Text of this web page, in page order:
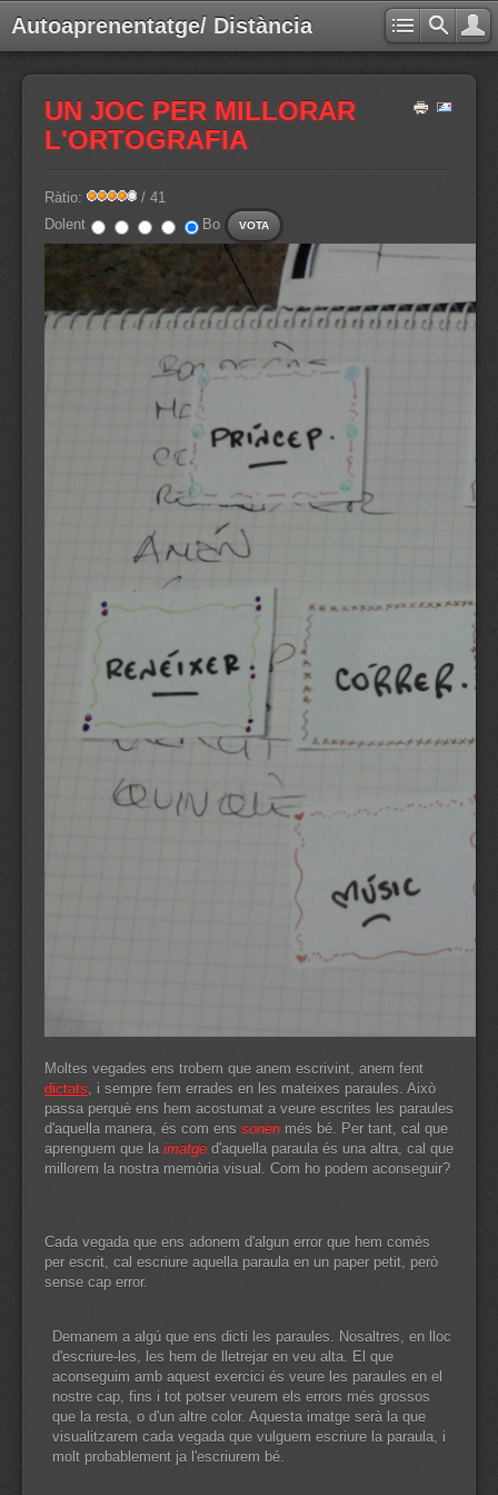
Autoaprenentatge/ Distància
UN JOC PER MILLORAR
L'ORTOGRAFIA
Ràtio:
/ 41
Dolent
Bo
Moltes vegades ens trobem que anem escrivint, anem fent
dictats, i sempre fem errades en les mateixes paraules. Això
passa perquè ens hem acostumat a veure escrites les paraules
d'aquella manera, és com ens sonen més bé. Per tant, cal que
aprenguem que la imatge d'aquella paraula és una altra, cal que
millorem la nostra memòria visual. Com ho podem aconseguir?
Cada vegada que ens adonem d'algun error que hem comès
per escrit, cal escriure aquella paraula en un paper petit, però
sense cap error.
Demanem a algú que ens dicti les paraules. Nosaltres, en lloc
d'escriure-les, les hem de lletrejar en veu alta. El que
aconseguim amb aquest exercici és veure les paraules en el
nostre cap, fins i tot potser veurem els errors més grossos
que la resta, o d'un altre color. Aquesta imatge serà la que
visualitzarem cada vegada que vulguem escriure la paraula, i
molt probablement ja l'escriurem bé.